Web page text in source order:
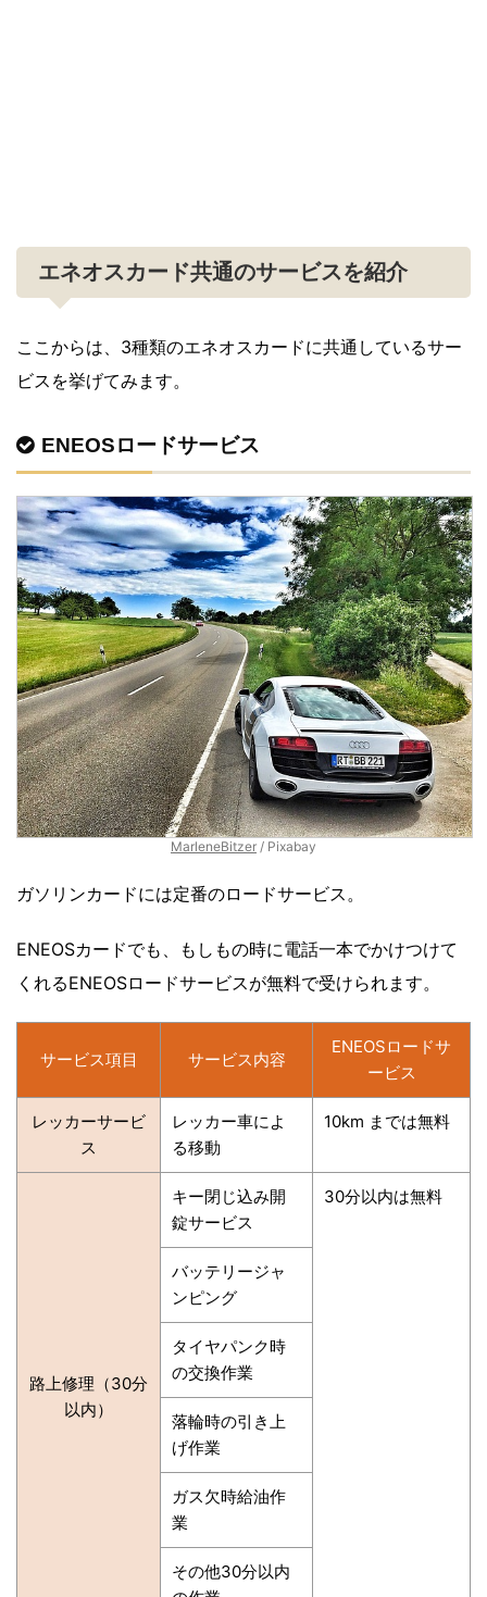
エネオスカード共通のサービスを紹介
ここからは、3種類のエネオスカードに共通しているサー
ビスを挙げてみます。
ENEOSロードサービス
MarleneBitzer / Pixabay
ガソリンカードには定番のロードサービス。
ENEOSカードでも、もしもの時に電話一本でかけつけて
くれるENEOSロードサービスが無料で受けられます。
サービス項目 サービス内容
ENEOSロードサ
ービス
レッカーサービ
ス
レッカー車によ
る移動
10km までは無料
路上修理（30分
以内）
キー閉じ込み開
錠サービス
30分以内は無料
バッテリージャ
ンピング
タイヤパンク時
の交換作業
落輪時の引き上
げ作業
ガス欠時給油作
業
その他30分以内